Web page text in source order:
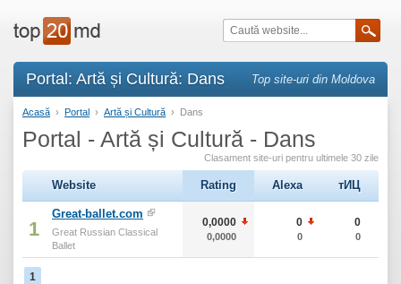
Portal: Artă și Cultură: Dans Top site-uri din Moldova
Acasă › Portal › Artă și Cultură › Dans
Portal - Artă și Cultură - Dans
Clasament site-uri pentru ultimele 30 zile
Website Rating Alexa тИЦ
1
Great-ballet.com
Great Russian Classical
Ballet
0,0000
0,0000
0
0
0
0
1